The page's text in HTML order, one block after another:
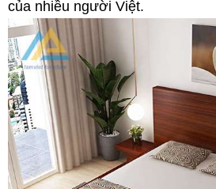
của nhiều người Việt.